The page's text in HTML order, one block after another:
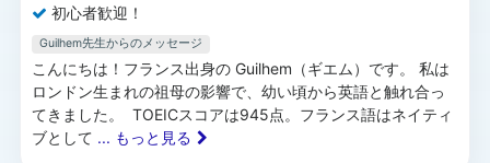
初心者歓迎！
Guilhem先生からのメッセージ
こんにちは！フランス出身の Guilhem（ギエム）です。 私は
ロンドン生まれの祖母の影響で、幼い頃から英語と触れ合っ
てきました。 TOEICスコアは945点。フランス語はネイティ
ブとして ... もっと見る